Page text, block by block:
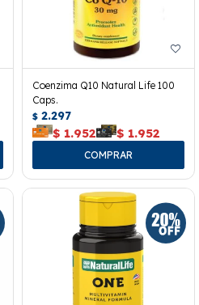
Coenzima Q10 Natural Life 100
Caps.
$ 2.297
$ 1.952 $ 1.952